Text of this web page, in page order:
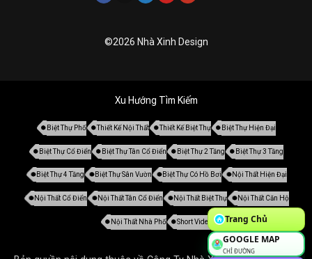
©2026 Nhà Xinh Design
Xu Hướng Tìm Kiếm
Biệt Thự Phố Thiết Kế Nội Thất Thiết Kế Biệt Thự Biệt Thự Hiện Đại
Biệt Thự Cổ Điển Biệt Thự Tân Cổ Điển Biệt Thự 2 Tầng Biệt Thự 3 Tầng
Biệt Thự 4 Tầng Biệt Thự Sân Vườn Biệt Thự Có Hồ Bơi Nội Thất Hiện Đại
Nội Thất Cổ Điển Nội Thất Tân Cổ Điển Nội Thất Biệt Thự Nội Thất Căn Hộ
Nội Thất Nhà Phố Short Video
Trang Chủ
GOOGLE MAP
CHỈ ĐƯỜNG